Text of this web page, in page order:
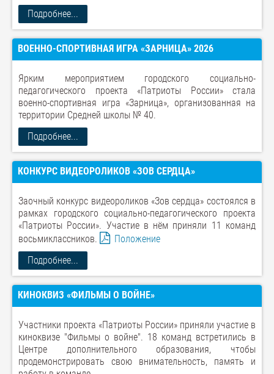
Подробнее...
ВОЕННО-СПОРТИВНАЯ ИГРА «ЗАРНИЦА» 2026
Ярким мероприятием городского социально-
педагогического проекта «Патриоты России» стала
военно-спортивная игра «Зарница», организованная на
территории Средней школы № 40.
Подробнее...
КОНКУРС ВИДЕОРОЛИКОВ «ЗОВ СЕРДЦА»
Заочный конкурс видеороликов «Зов сердца» состоялся в
рамках городского социально-педагогического проекта
«Патриоты России». Участие в нём приняли 11 команд
восьмиклассников.
Положение
Подробнее...
КИНОКВИЗ «ФИЛЬМЫ О ВОЙНЕ»
Участники проекта «Патриоты России» приняли участие в
киноквизе "Фильмы о войне". 18 команд встретились в
Центре дополнительного образования, чтобы
продемонстрировать свою внимательность, память и